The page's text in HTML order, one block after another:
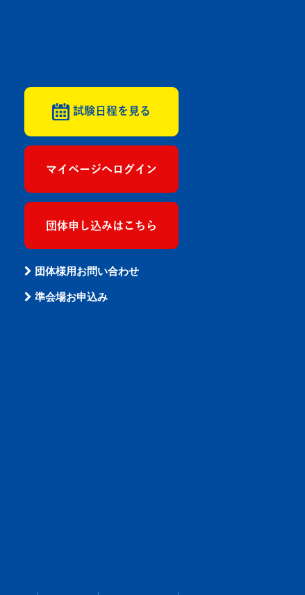
試験日程を見る
マイページへログイン
団体申し込みはこちら
団体様用お問い合わせ
準会場お申込み